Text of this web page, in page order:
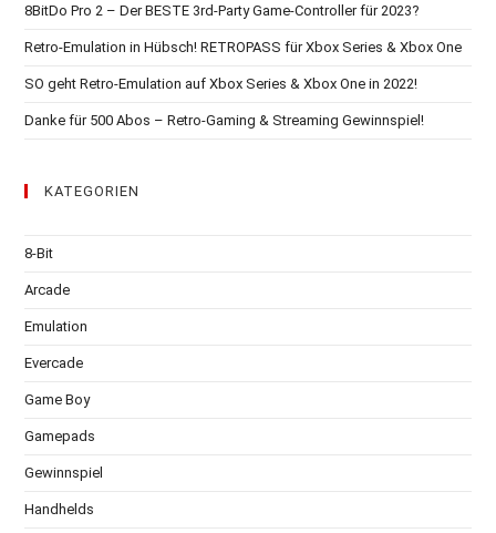
8BitDo Pro 2 – Der BESTE 3rd-Party Game-Controller für 2023?
Retro-Emulation in Hübsch! RETROPASS für Xbox Series & Xbox One
SO geht Retro-Emulation auf Xbox Series & Xbox One in 2022!
Danke für 500 Abos – Retro-Gaming & Streaming Gewinnspiel!
KATEGORIEN
8-Bit
Arcade
Emulation
Evercade
Game Boy
Gamepads
Gewinnspiel
Handhelds